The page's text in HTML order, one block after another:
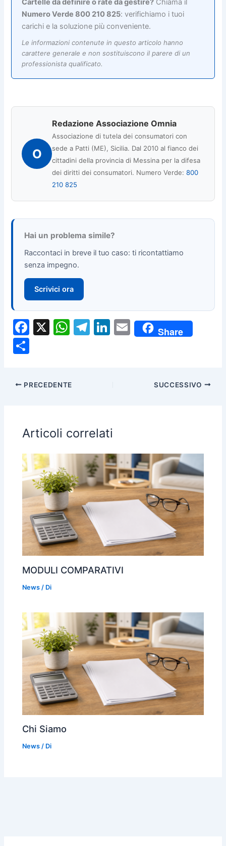
Cartelle da definire o rate da gestire? Chiama il
Numero Verde 800 210 825: verifichiamo i tuoi
carichi e la soluzione più conveniente.
Le informazioni contenute in questo articolo hanno
carattere generale e non sostituiscono il parere di un
professionista qualificato.
O
Redazione Associazione Omnia
Associazione di tutela dei consumatori con
sede a Patti (ME), Sicilia. Dal 2010 al fianco dei
cittadini della provincia di Messina per la difesa
dei diritti dei consumatori. Numero Verde:800
210 825
Hai un problema simile?
Raccontaci in breve il tuo caso: ti ricontattiamo
senza impegno.
Scrivici ora
F
b
o
k
X
W
A
T
Li E
m
Share
n
di
di
PRECEDENTE SUCCESSIVO
Articoli correlati
MODULI COMPARATIVI
News / Di
Chi Siamo
News / Di